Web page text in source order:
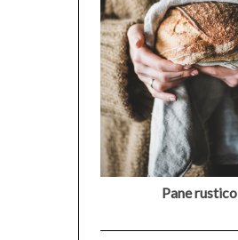
Pane rustico